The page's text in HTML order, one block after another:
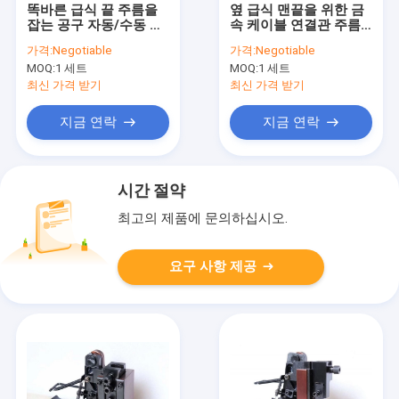
똑바른 급식 끝 주름을
잡는 공구 자동/수동 유
가격:Negotiable
MOQ:1 세트
최신 가격 받기
지금 연락
옆 급식 맨끝을 위한 금
속 케이블 연결관 주름
치기
가격:Negotiable
MOQ:1 세트
최신 가격 받기
지금 연락
시간 절약
최고의 제품에 문의하십시오.
요구 사항 제공